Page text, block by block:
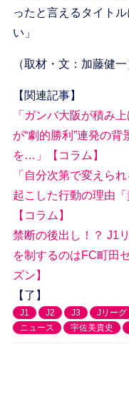
ったと言えるタイト
い」
（取材・文：加藤健一
【関連記事】
「ガンバ大阪が積み
が“劇的勝利”連発の
を…」【コラム】
「自分次第で変えら
起こした行動の理由
【コラム】
禁断の後出し！？ J1
を制するのはFC町田
ズン】
【了】
J1 J2 J3 Jリーグ
ニュース
宇佐美貴史